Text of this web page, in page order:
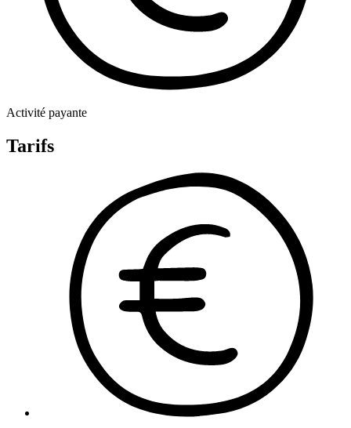
Activité payante
Tarifs